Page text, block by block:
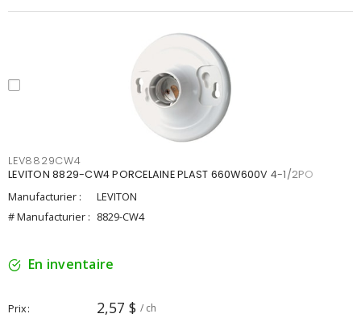
LEV8829CW4
LEVITON 8829-CW4 PORCELAINE PLAST 660W600V 4-1/2PO
Manufacturier :
LEVITON
# Manufacturier : 8829-CW4
En inventaire
Prix 2,57 $ / ch